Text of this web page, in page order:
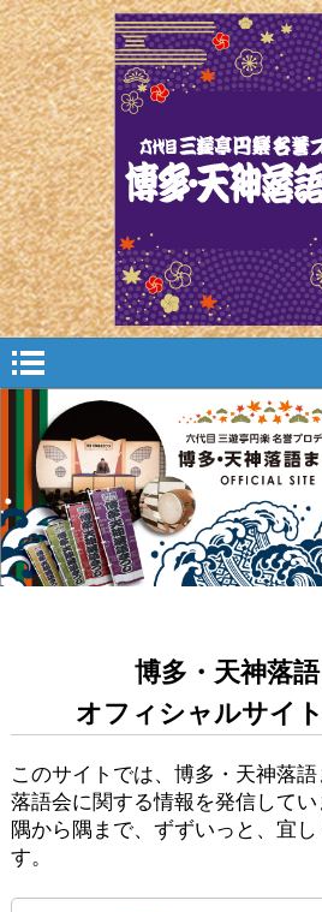
博多・天神落
オフィシャルサイ
このサイトでは、博多・天神落
落語会に関する情報を発信してい
隅から隅まで、ずずいっと、宜
す。